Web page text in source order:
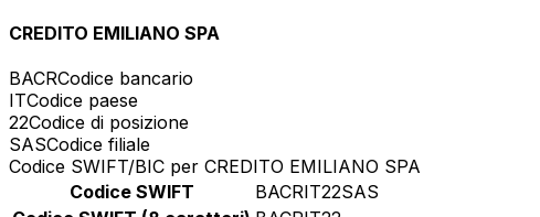
CREDITO EMILIANO SPA
BACRCodice bancario
ITCodice paese
22Codice di posizione
SASCodice filiale
Codice SWIFT/BIC per CREDITO EMILIANO SPA
Codice SWIFT
BACRIT22SAS